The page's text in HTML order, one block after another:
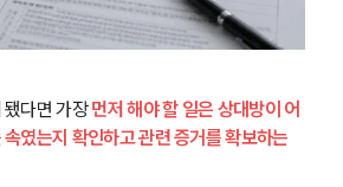
됐다면 가장 먼저 해야 할 일은 상대방이 어
였는지 확인하고 관련 증거를 확보하는